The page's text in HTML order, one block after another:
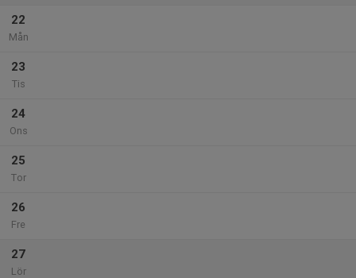
22
Mån
23
Tis
24
Ons
25
Tor
26
Fre
27
Lör